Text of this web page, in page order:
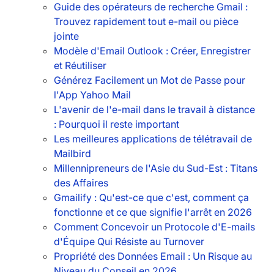
Guide des opérateurs de recherche Gmail :
Trouvez rapidement tout e-mail ou pièce
jointe
Modèle d'Email Outlook : Créer, Enregistrer
et Réutiliser
Générez Facilement un Mot de Passe pour
l'App Yahoo Mail
L'avenir de l'e-mail dans le travail à distance
: Pourquoi il reste important
Les meilleures applications de télétravail de
Mailbird
Millennipreneurs de l'Asie du Sud-Est : Titans
des Affaires
Gmailify : Qu'est-ce que c'est, comment ça
fonctionne et ce que signifie l'arrêt en 2026
Comment Concevoir un Protocole d'E-mails
d'Équipe Qui Résiste au Turnover
Propriété des Données Email : Un Risque au